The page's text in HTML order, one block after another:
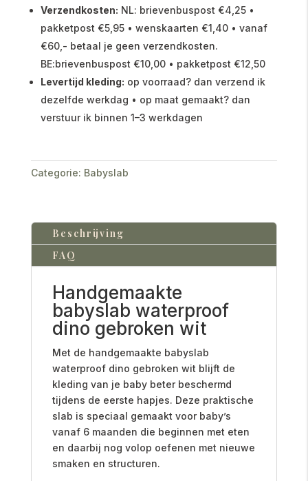
Verzendkosten: NL: brievenbuspost €4,25 •
pakketpost €5,95 • wenskaarten €1,40 • vanaf
€60,- betaal je geen verzendkosten.
BE:brievenbuspost €10,00 • pakketpost €12,50
Levertijd kleding: op voorraad? dan verzend ik
dezelfde werkdag • op maat gemaakt? dan
verstuur ik binnen 1–3 werkdagen
Categorie: Babyslab
Beschrijving
FAQ
Handgemaakte
babyslab waterproof
dino gebroken wit
Met de handgemaakte babyslab
waterproof dino gebroken wit blijft de
kleding van je baby beter beschermd
tijdens de eerste hapjes. Deze praktische
slab is speciaal gemaakt voor baby’s
vanaf 6 maanden die beginnen met eten
en daarbij nog volop oefenen met nieuwe
smaken en structuren.